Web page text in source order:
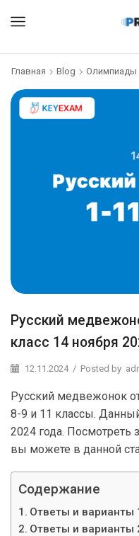
Главная Blog Олимпиады
Русский
класс 14 ноября
12.11.2024 / Posted by
Русский медвежонок
8-9 и 11 классы.
2024 года. Посмотреть
вы можете в данной
Содержание
Ответы и варианты
Ответы и варианты